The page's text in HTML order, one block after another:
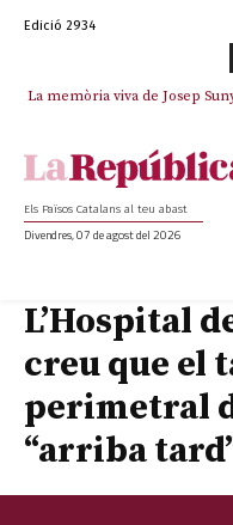
Edició 2934
La memòria viva de Josep
Els Països Catalans al teu abast
Divendres, 07 de agost del 2026
L’Hospital
creu que el
perimetral
“arriba